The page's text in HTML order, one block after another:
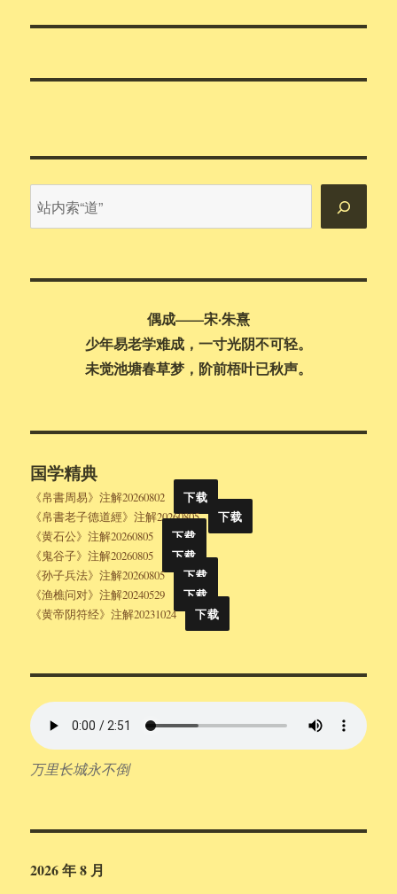
章：
内
偶成——宋·朱熹
少年易老学难成，一寸光阴不可轻。
未觉池塘春草梦，阶前梧叶已秋声。
国学精典
《帛書周易》注解20260802
下载
《帛書老子德道經》注解20260805
下载
《黄石公》注解20260805
下载
《鬼谷子》注解20260805
下载
《孙子兵法》注解20260805
下载
《渔樵问对》注解20240529
下载
《黄帝阴符经》注解20231024
下载
万里长城永不倒
2026 年 8 月